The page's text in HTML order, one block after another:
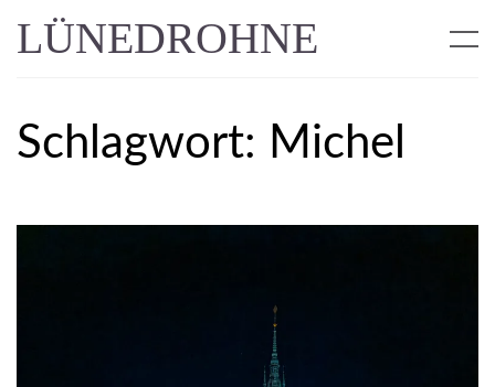
LÜNEDROHNE
Schlagwort: Michel